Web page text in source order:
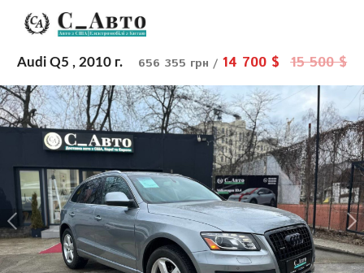
Audi Q5 , 2010 г. 656 355 грн / 14 700 $ 15 500 $